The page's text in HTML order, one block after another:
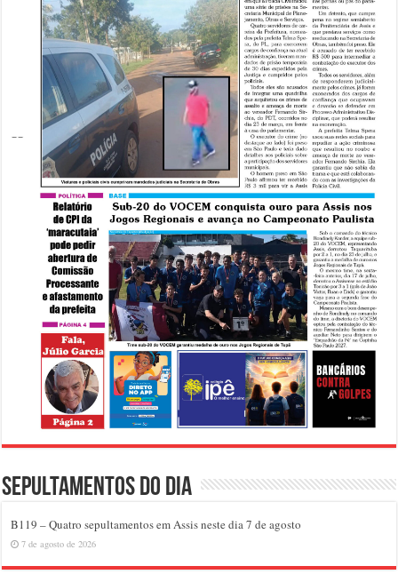
Sepultamentos do dia
B119 – Quatro sepultamentos em Assis neste dia 7 de agosto
7 de agosto de 2026